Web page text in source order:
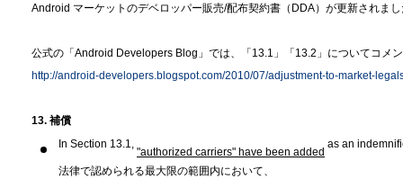
Android マーケットのデベロッパー販売/配布契約書（DDA） が更新されま
公式の「Android Developers Blog」では、「13.1」「13.2」についてコメ
http://android-developers.blogspot.com/2010/07/adjustment-to-market-
13. 補償
In Section 13.1, "authorized carriers" have been added as an
法律で認められる最大限の範囲内において、